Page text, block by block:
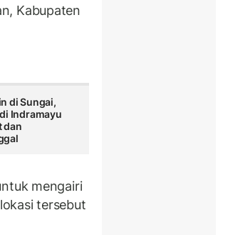
Kabupaten
di Sungai,
Indramayu
dan
mengairi
tersebut